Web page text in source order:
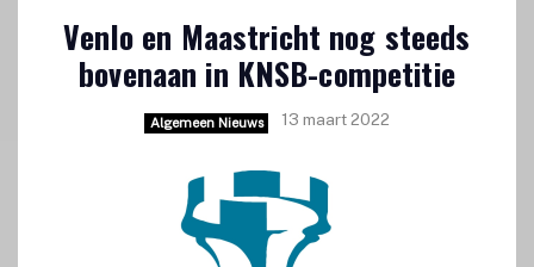
Venlo en Maastricht nog steeds
bovenaan in KNSB-competitie
Algemeen Nieuws 13 maart 2022